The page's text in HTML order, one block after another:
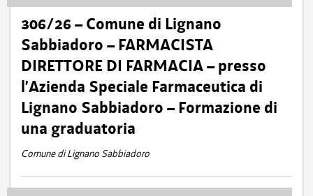
306/26 – Comune di Lignano
Sabbiadoro – FARMACISTA
DIRETTORE DI FARMACIA – presso
l’Azienda Speciale Farmaceutica di
Lignano Sabbiadoro – Formazione di
una graduatoria
Comune di Lignano Sabbiadoro